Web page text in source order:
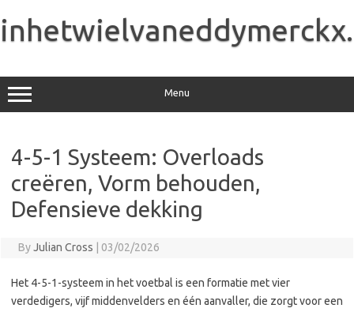
content
Menu
4-5-1 Systeem: Overloads
creëren, Vorm behouden,
Defensieve dekking
ByJulian Cross 03/02/2026
Het 4-5-1-systeem in het voetbal is een formatie met vier
verdedigers, vijf middenvelders en één aanvaller, die zorgt voor een